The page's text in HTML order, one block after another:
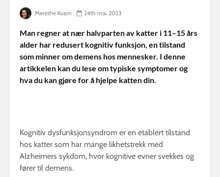
Merethe Kvam 24th mai 2023
Man regner at nær halvparten av katter i 11–15 års
alder har redusert kognitiv funksjon, en tilstand
som minner om demens hos mennesker. I denne
artikkelen kan du lese om typiske symptomer og
hva du kan gjøre for å hjelpe katten din.
Kognitiv dysfunksjonsyndrom er en etablert tilstand
hos katter som har mange likhetstrekk med
Alzheimers sykdom, hvor kognitive evner svekkes og
fører til demens.